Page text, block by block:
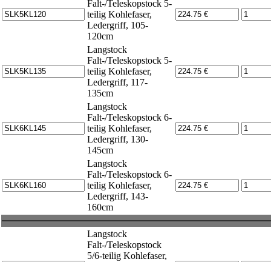
Falt-/Teleskopstock 5-
teilig Kohlefaser,
Ledergriff, 105-
120cm
Langstock
Falt-/Teleskopstock 5-
teilig Kohlefaser,
Ledergriff, 117-
135cm
Langstock
Falt-/Teleskopstock 6-
teilig Kohlefaser,
Ledergriff, 130-
145cm
Langstock
Falt-/Teleskopstock 6-
teilig Kohlefaser,
Ledergriff, 143-
160cm
Langstock
Falt-/Teleskopstock
5/6-teilig Kohlefaser,